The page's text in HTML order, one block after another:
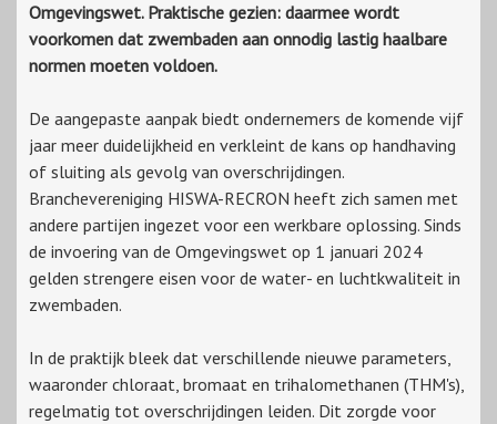
Omgevingswet. Praktische gezien: daarmee wordt
voorkomen dat zwembaden aan onnodig lastig haalbare
normen moeten voldoen.
De aangepaste aanpak biedt ondernemers de komende vijf
jaar meer duidelijkheid en verkleint de kans op handhaving
of sluiting als gevolg van overschrijdingen.
Branchevereniging HISWA-RECRON heeft zich samen met
andere partijen ingezet voor een werkbare oplossing. Sinds
de invoering van de Omgevingswet op 1 januari 2024
gelden strengere eisen voor de water- en luchtkwaliteit in
zwembaden.
In de praktijk bleek dat verschillende nieuwe parameters,
waaronder chloraat, bromaat en trihalomethanen (THM's),
regelmatig tot overschrijdingen leiden. Dit zorgde voor